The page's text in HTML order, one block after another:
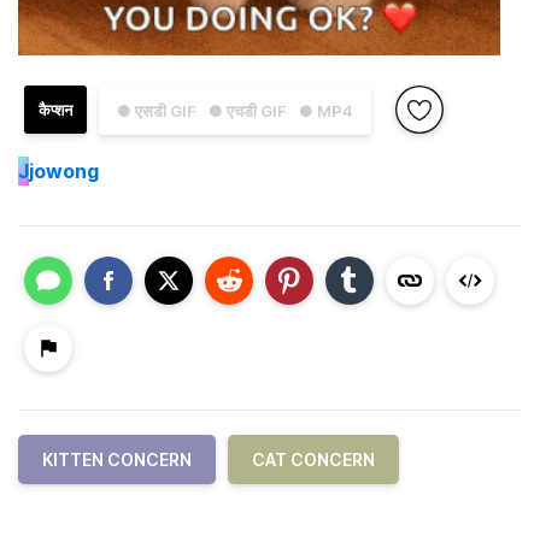
● एसडी GIF ● एचडी GIF ● MP4
कैप्शन
Jjowong
KITTEN CONCERN CAT CONCERN